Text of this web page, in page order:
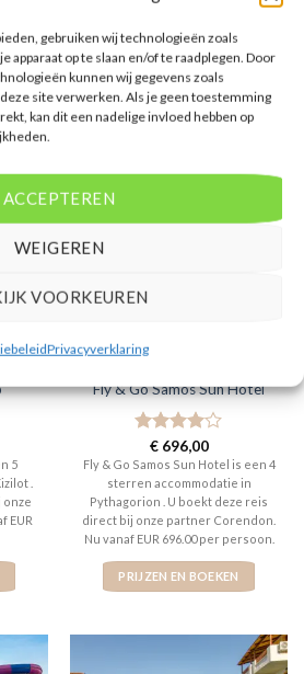
gebruiken wij technologieën zoals
apparaat op te slaan en/of te raadplegen. Door
kunnen wij gegevens zoals
site verwerken. Als je geen toestemming
kan dit een nadelige invloed hebben op
ACCEPTEREN
WEIGEREN
VOORKEUREN
Privacyverklaring
5
.
onze
EUR
Fly & Go Samos Sun Hotel
Gewaardeerd
4uit 5
€696,00
Fly & Go Samos Sun Hotel is een 4
sterren accommodatie in
Pythagorion . U boekt deze reis
direct bij onze partner Corendon.
Nu vanaf EUR 696.00 per persoon.
PRIJZEN EN BOEKEN